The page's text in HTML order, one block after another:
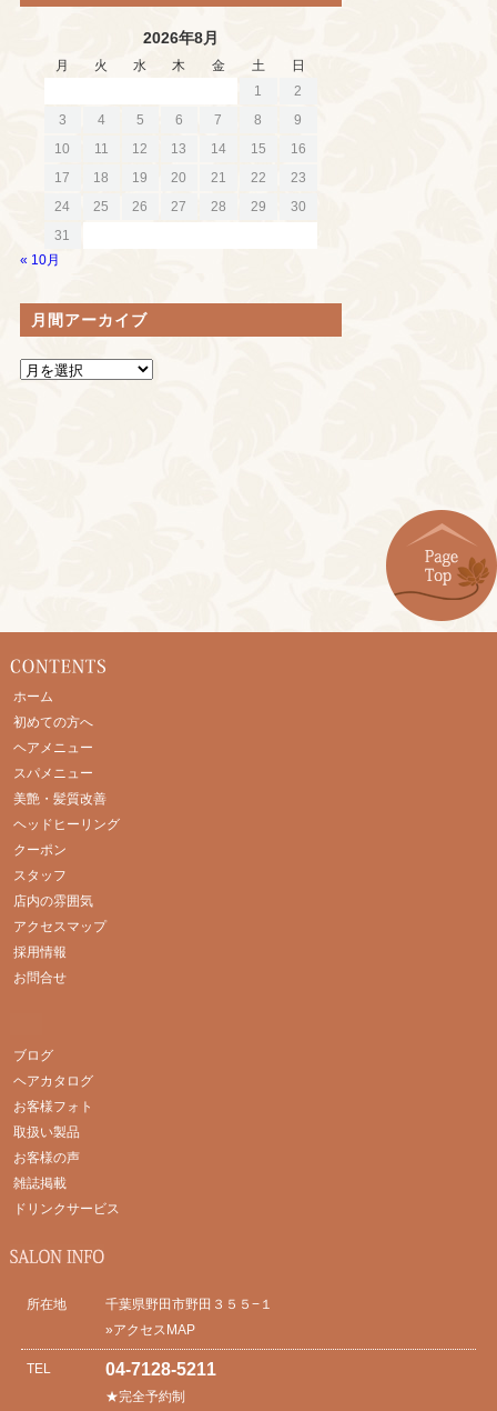
2026年8月
月 火 水 木 金 土
日
1
2
3
4 5 6 7 8
9
10
11 12 13 14 15
16
17
18 19 20 21 22
23
24
25 26 27 28 29
30
31
« 10月
月間アーカイブ
ホーム
初めての方へ
ヘアメニュー
スパメニュー
美艶・髪質改善
ヘッドヒーリング
クーポン
スタッフ
店内の雰囲気
アクセスマップ
採用情報
お問合せ
ブログ
ヘアカタログ
お客様フォト
取扱い製品
お客様の声
雑誌掲載
ドリンクサービス
所在地
千葉県野田市野田３５５−１
»アクセスMAP
TEL 04-7128-5211
★完全予約制